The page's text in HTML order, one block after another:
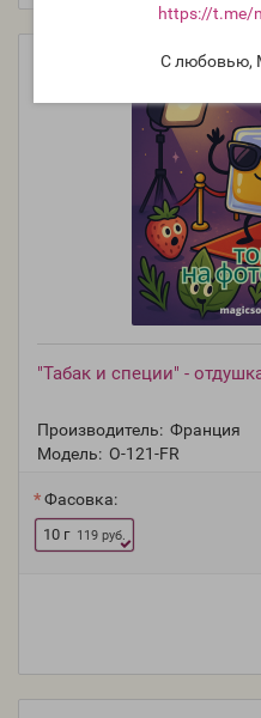
https://t.me/
С любовью,
"Табак и специи" -
Производитель: Франция
Модель: O-121-FR
Фасовка:
10 г 119 руб.